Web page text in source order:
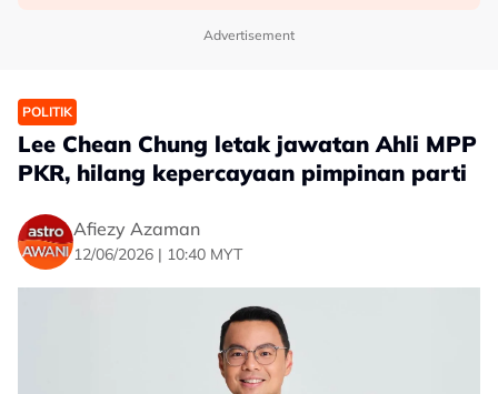
Advertisement
POLITIK
Lee Chean Chung letak jawatan Ahli MPP
PKR, hilang kepercayaan pimpinan parti
Afiezy Azaman
12/06/2026 | 10:40 MYT